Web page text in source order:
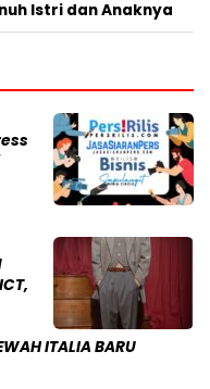
Istri dan Anaknya
ITALIA BARU